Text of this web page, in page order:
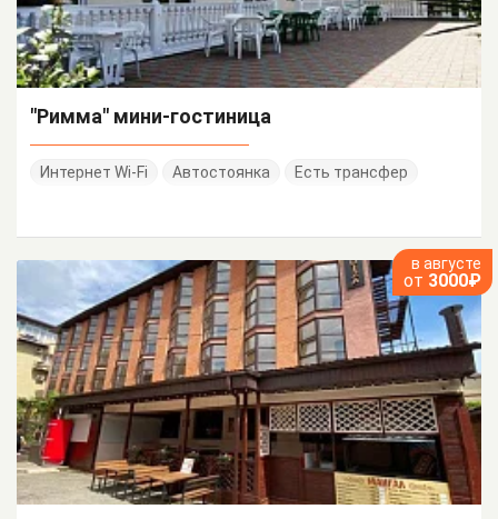
"Римма" мини-гостиница
Интернет Wi-Fi Автостоянка Есть трансфер
в августе
от 3000₽